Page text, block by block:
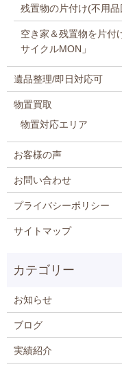
残置物の片付け(不用
空き家＆残置物を片付
サイクルMON」
遺品整理/即日対応可
物置買取
物置対応エリア
お客様の声
お問い合わせ
プライバシーポリシー
サイトマップ
お知らせ
ブログ
実績紹介